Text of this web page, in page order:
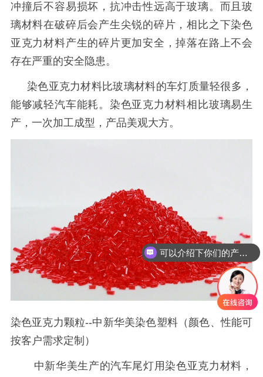
冲撞后不容易损坏，抗冲击性远高于玻璃。而且玻
璃材料在破碎后会产生尖锐的碎片，相比之下染色
亚克力材料产生的碎片更加安全，掉落在路上不会
存在严重的安全隐患。
染色亚克力材料比玻璃材料的车灯质量轻很多，
能够减轻汽车能耗。染色亚克力材料相比玻璃易生
产，一次加工成型，产品美观大方。
染色亚克力颗粒--中新华美染色塑料（颜色、性能可
按客户需求定制）
中新华美生产的汽车尾灯用染色亚克力材料，
可以介绍下你们的产品么